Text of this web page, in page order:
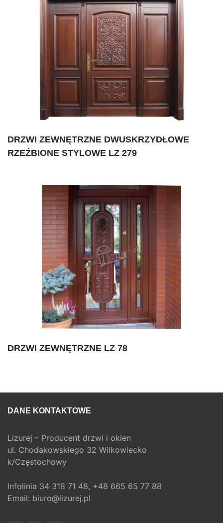
DRZWI ZEWNĘTRZNE DWUSKRZYDŁOWE
RZEŹBIONE STYLOWE LZ 279
DRZWI ZEWNĘTRZNE LZ 78
DANE KONTAKTOWE
Lizurej – Producent drzwi i okien
ul. Chodakowskiego 32 Wilkowiecko
k/Częstochowy
Infolinia 34 318 71 48, +48 665 65 77 88
Email: biuro@lizurej.pl